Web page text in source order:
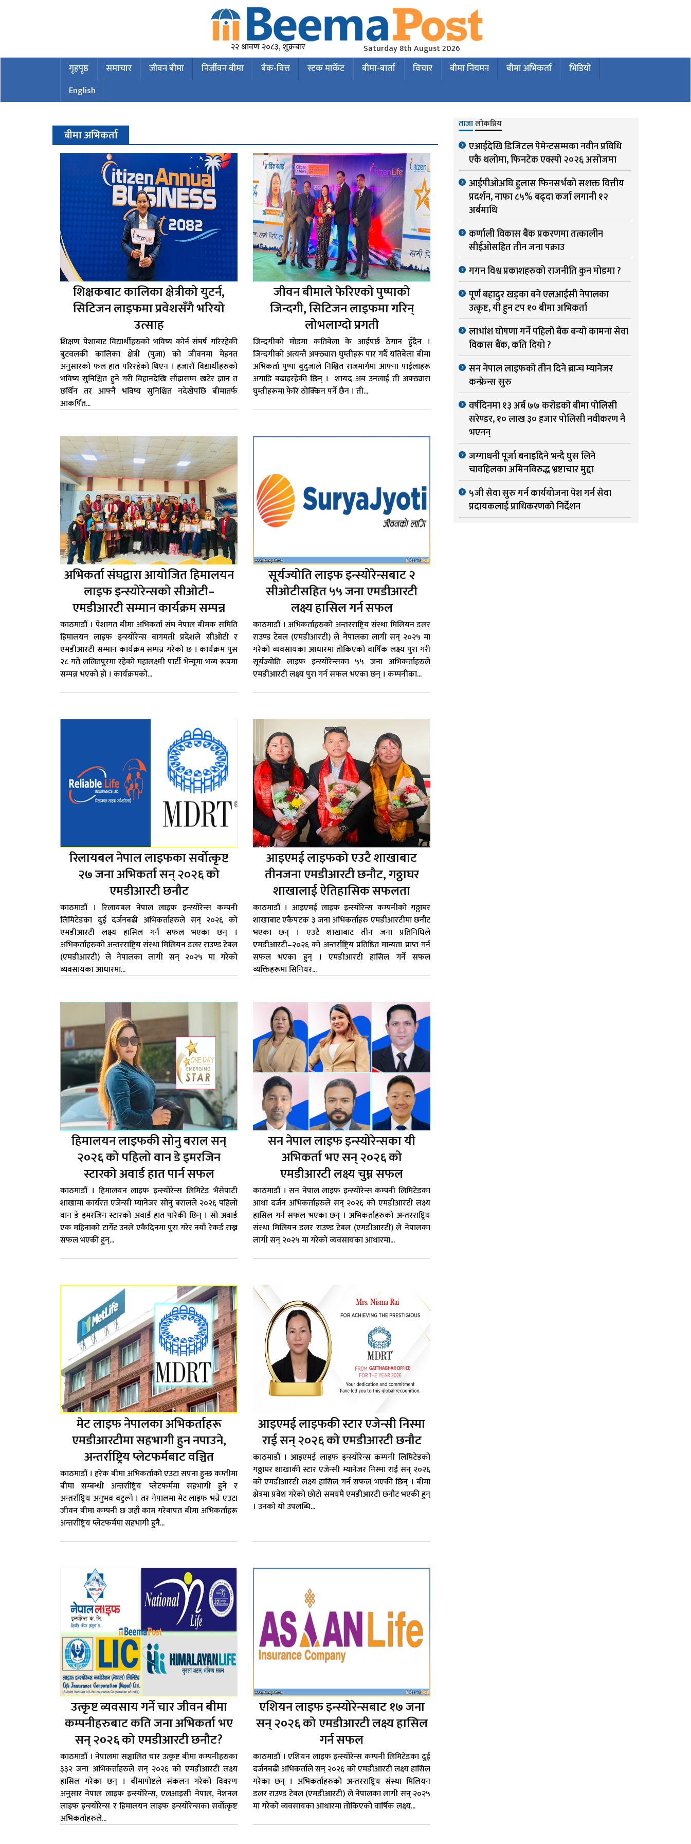
२२ श्रावण २०८३, शुक्रबार Saturday 8th August 2026
गृहपृष्ठ समाचार जीवन बीमा निर्जीवन बीमा बैंक-वित्त स्टक मार्केट बीमा-बार्ता विचार बीमा नियमन बीमा अभिकर्ता
भिडियो
English
बीमा अभिकर्ता
शिक्षकबाट कालिका क्षेत्रीको युटर्न,
सिटिजन लाइफमा प्रवेशसँगै भरियो
उत्साह
शिक्षण पेशाबाट विद्यार्थीहरुको भविष्य कोर्न संघर्ष गरिरहेकी
बुटवलकी कालिका क्षेत्री (पुजा) को जीवनमा मेहनत
अनुसारको फल हात परिरहेको थिएन । हजारौं विद्यार्थीहरुको
भविष्य सुनिश्चित हुने गरी विहानदेखि साँझसम्म खटेर ज्ञान त
छर्थिन तर आफ्नै भविष्य सुनिश्चित नदेखेपछि बीमातर्फ
आकर्षित...
जीवन बीमाले फेरिएको पुष्पाको
जिन्दगी, सिटिजन लाइफमा गरिन्
लोभलाग्दो प्रगती
जिन्दगीको मोडमा कतिबेला के आईपर्छ ठेगान हुँदैन ।
जिन्दगीको अत्यन्तै अफ्ठ्यारा घुम्तीहरू पार गर्दै यतिबेला बीमा
अभिकर्ता पुष्पा बुदुजाले निश्चित राजमार्गमा आफ्ना पाईलाहरू
अगाडि बढाइरहेकी छिन् । शायद अब उनलाई ती अफ्ठ्यारा
घुम्तीहरूमा फेरि ठोक्किन पर्ने छैन । ती...
अभिकर्ता संघद्वारा आयोजित हिमालयन
लाइफ इन्स्योरेन्सको सीओटी–
एमडीआरटी सम्मान कार्यक्रम सम्पन्न
काठमाडौं । पेशागत बीमा अभिकर्ता संघ नेपाल बीमक समिति
हिमालयन लाइफ इन्स्योरेन्स बागमती प्रदेशले सीओटी र
एमडीआरटी सम्मान कार्यक्रम सम्पन्न गरेको छ । कार्यक्रम पुस
२८ गते ललितपुरमा रहेको महालक्ष्मी पार्टी भेन्यूमा भव्य रूपमा
सम्पन्न भएको हो । कार्यक्रमको...
सूर्यज्योति लाइफ इन्स्योरेन्सबाट २
सीओटीसहित ५५ जना एमडीआरटी
लक्ष्य हासिल गर्न सफल
काठमाडौं । अभिकर्ताहरुको अन्तरराष्ट्रिय संस्था मिलियन डलर
राउण्ड टेबल (एमडीआरटी) ले नेपालका लागी सन् २०२५ मा
गरेको व्यवसायका आधारमा तोकिएको वार्षिक लक्ष्य पुरा गरी
सूर्यज्योति लाइफ इन्स्योरेन्सका ५५ जना अभिकर्ताहरुले
एमडीआरटी लक्ष्य पुरा गर्न सफल भएका छन् । कम्पनीका...
रिलायबल नेपाल लाइफका सर्वोत्कृष्ट
२७ जना अभिकर्ता सन् २०२६ को
एमडीआरटी छनौट
काठमाडौं । रिलायबल नेपाल लाइफ इन्स्योरेन्स कम्पनी
लिमिटेडका दुई दर्जनबढी अभिकर्ताहरुले सन् २०२६ को
एमडीआरटी लक्ष्य हासिल गर्न सफल भएका छन् ।
अभिकर्ताहरुको अन्तरराष्ट्रिय संस्था मिलियन डलर राउण्ड टेबल
(एमडीआरटी) ले नेपालका लागी सन् २०२५ मा गरेको
व्यवसायका आधारमा...
आइएमई लाइफको एउटै शाखाबाट
तीनजना एमडीआरटी छनौट, गठ्ठाघर
शाखालाई ऐतिहासिक सफलता
काठमाडौं । आइएमई लाइफ इन्स्योरेन्स कम्पनीको गठ्ठाघर
शाखाबाट एकैपटक ३ जना अभिकर्ताहरु एमडीआरटीमा छनौट
भएका छन् । एउटै शाखाबाट तीन जना प्रतिनिधिले
एमडीआरटी–२०२६ को अन्तर्राष्ट्रिय प्रतिष्ठित मान्यता प्राप्त गर्न
सफल भएका हुन् । एमडीआरटी हासिल गर्ने सफल
व्यक्तिहरूमा सिनियर...
हिमालयन लाइफकी सोनु बराल सन्
२०२६ को पहिलो वान डे इमरजिन
स्टारको अवार्ड हात पार्न सफल
काठमाडौं । हिमालयन लाइफ इन्स्योरेन्स लिमिटेड भैंसेपाटी
शाखामा कार्यरत एजेन्सी म्यानेजर सोनु बरालले २०२६ पहिलो
वान डे इमरजिन स्टारको अवार्ड हात पारेकी छिन् । सो अवार्ड
एक महिनाको टार्गेट उनले एकैदिनमा पुरा गरेर नयाँ रेकर्ड राख्न
सफल भएकी हुन्...
सन नेपाल लाइफ इन्स्योरेन्सका यी
अभिकर्ता भए सन् २०२६ को
एमडीआरटी लक्ष्य चुम्न सफल
काठमाडौं । सन नेपाल लाइफ इन्स्योरेन्स कम्पनी लिमिटेडका
आधा दर्जन अभिकर्ताहरुले सन् २०२६ को एमडीआरटी लक्ष्य
हासिल गर्न सफल भएका छन् । अभिकर्ताहरुको अन्तरराष्ट्रिय
संस्था मिलियन डलर राउण्ड टेबल (एमडीआरटी) ले नेपालका
लागी सन् २०२५ मा गरेको व्यवसायका आधारमा...
मेट लाइफ नेपालका अभिकर्ताहरू
एमडीआरटीमा सहभागी हुन नपाउने,
अन्तर्राष्ट्रिय प्लेटफर्मबाट वञ्चित
काठमाडौं । हरेक बीमा अभिकर्ताको एउटा सपना हुन्छ कम्तीमा
बीमा सम्बन्धी अन्तर्राष्ट्रिय प्लेटफर्ममा सहभागी हुने र
अन्तर्राष्ट्रिय अनुभव बटुल्ने । तर नेपालमा मेट लाइफ भन्ने एउटा
जीवन बीमा कम्पनी छ जहाँ काम गरेबापत बीमा अभिकर्ताहरू
अन्तर्राष्ट्रिय प्लेटफर्ममा सहभागी हुनै...
आइएमई लाइफकी स्टार एजेन्सी निस्मा
राई सन् २०२६ को एमडीआरटी छनौट
काठमाडौं । आइएमई लाइफ इन्स्योरेन्स कम्पनी लिमिटेडको
गठ्ठाघर शाखाकी स्टार एजेन्सी म्यानेजर निस्मा राई सन् २०२६
को एमडीआरटी लक्ष्य हासिल गर्न सफल भएकी छिन् । बीमा
क्षेत्रमा प्रवेश गरेको छोटो समयमै एमडीआरटी छनौट भएकी हुन्
। उनको यो उपलब्धि...
उत्कृष्ट व्यवसाय गर्ने चार जीवन बीमा
कम्पनीहरुबाट कति जना अभिकर्ता भए
सन् २०२६ को एमडीआरटी छनौट?
काठमाडौं । नेपालमा सञ्चालित चार उत्कृष्ट बीमा कम्पनीहरुका
३३२ जना अभिकर्ताहरुले सन् २०२६ को एमडीआरटी लक्ष्य
हासिल गरेका छन् । बीमापोष्टले संकलन गरेको विवरण
अनुसार नेपाल लाइफ इन्स्योरेन्स, एलआइसी नेपाल, नेशनल
लाइफ इन्स्योरेन्स र हिमालयन लाइफ इन्स्योरेन्सका सर्वोत्कृष्ट
अभिकर्ताहरुले...
एशियन लाइफ इन्स्योरेन्सबाट १७ जना
सन् २०२६ को एमडीआरटी लक्ष्य हासिल
गर्न सफल
काठमाडौं । एशियन लाइफ इन्स्योरेन्स कम्पनी लिमिटेडका दुई
दर्जनबढी अभिकर्ताले सन् २०२६ को एमडीआरटी लक्ष्य हासिल
गरेका छन् । अभिकर्ताहरुको अन्तरराष्ट्रिय संस्था मिलियन
डलर राउण्ड टेबल (एमडीआरटी) ले नेपालका लागी सन् २०२५
मा गरेको व्यवसायका आधारमा तोकिएको वार्षिक लक्ष्य...
ताजालोकप्रिय
एआईदेखि डिजिटल पेमेन्टसम्मका नवीन प्रविधि
एकै थलोमा, फिनटेक एक्स्पो २०२६ असोजमा
आईपीओअघि हुलास फिनसर्भको सशक्त वित्तीय
प्रदर्शन, नाफा ८५% बढ्दा कर्जा लगानी १२
अर्बमाथि
कर्णाली विकास बैंक प्रकरणमा तत्कालीन
सीईओसहित तीन जना पक्राउ
गगन विश्व प्रकाशहरुको राजनीति कुन मोडमा ?
पूर्ण बहादुर खड्का बने एलआईसी नेपालका
उत्कृष्ट, यी हुन टप १० बीमा अभिकर्ता
लाभांश घोषणा गर्ने पहिलो बैंक बन्यो कामना सेवा
विकास बैंक, कति दियो ?
सन नेपाल लाइफको तीन दिने ब्रान्च म्यानेजर
कन्फ्रेन्स सुरु
वर्षदिनमा १३ अर्ब ७७ करोडको बीमा पोलिसी
सरेण्डर, १० लाख ३० हजार पोलिसी नवीकरण नै
भएनन्
जग्गाधनी पूर्जा बनाइदिने भन्दै घुस लिने
चावहिलका अमिनविरुद्ध भ्रष्टाचार मुद्दा
५जी सेवा सुरु गर्न कार्ययोजना पेश गर्न सेवा
प्रदायकलाई प्राधिकरणको निर्देशन